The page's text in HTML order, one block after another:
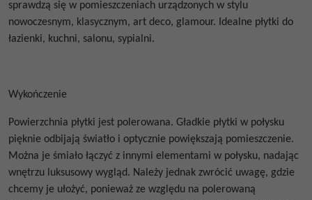
sprawdzą się w pomieszczeniach urządzonych w stylu
nowoczesnym, klasycznym, art deco, glamour. Idealne płytki do
łazienki, kuchni, salonu, sypialni.
Wykończenie
Powierzchnia płytki jest polerowana. Gładkie płytki w połysku
pięknie odbijają światło i optycznie powiększają pomieszczenie.
Można je śmiało łączyć z innymi elementami w połysku, nadając
wnętrzu luksusowy wygląd. Należy jednak zwrócić uwagę, gdzie
chcemy je ułożyć, ponieważ ze względu na polerowaną